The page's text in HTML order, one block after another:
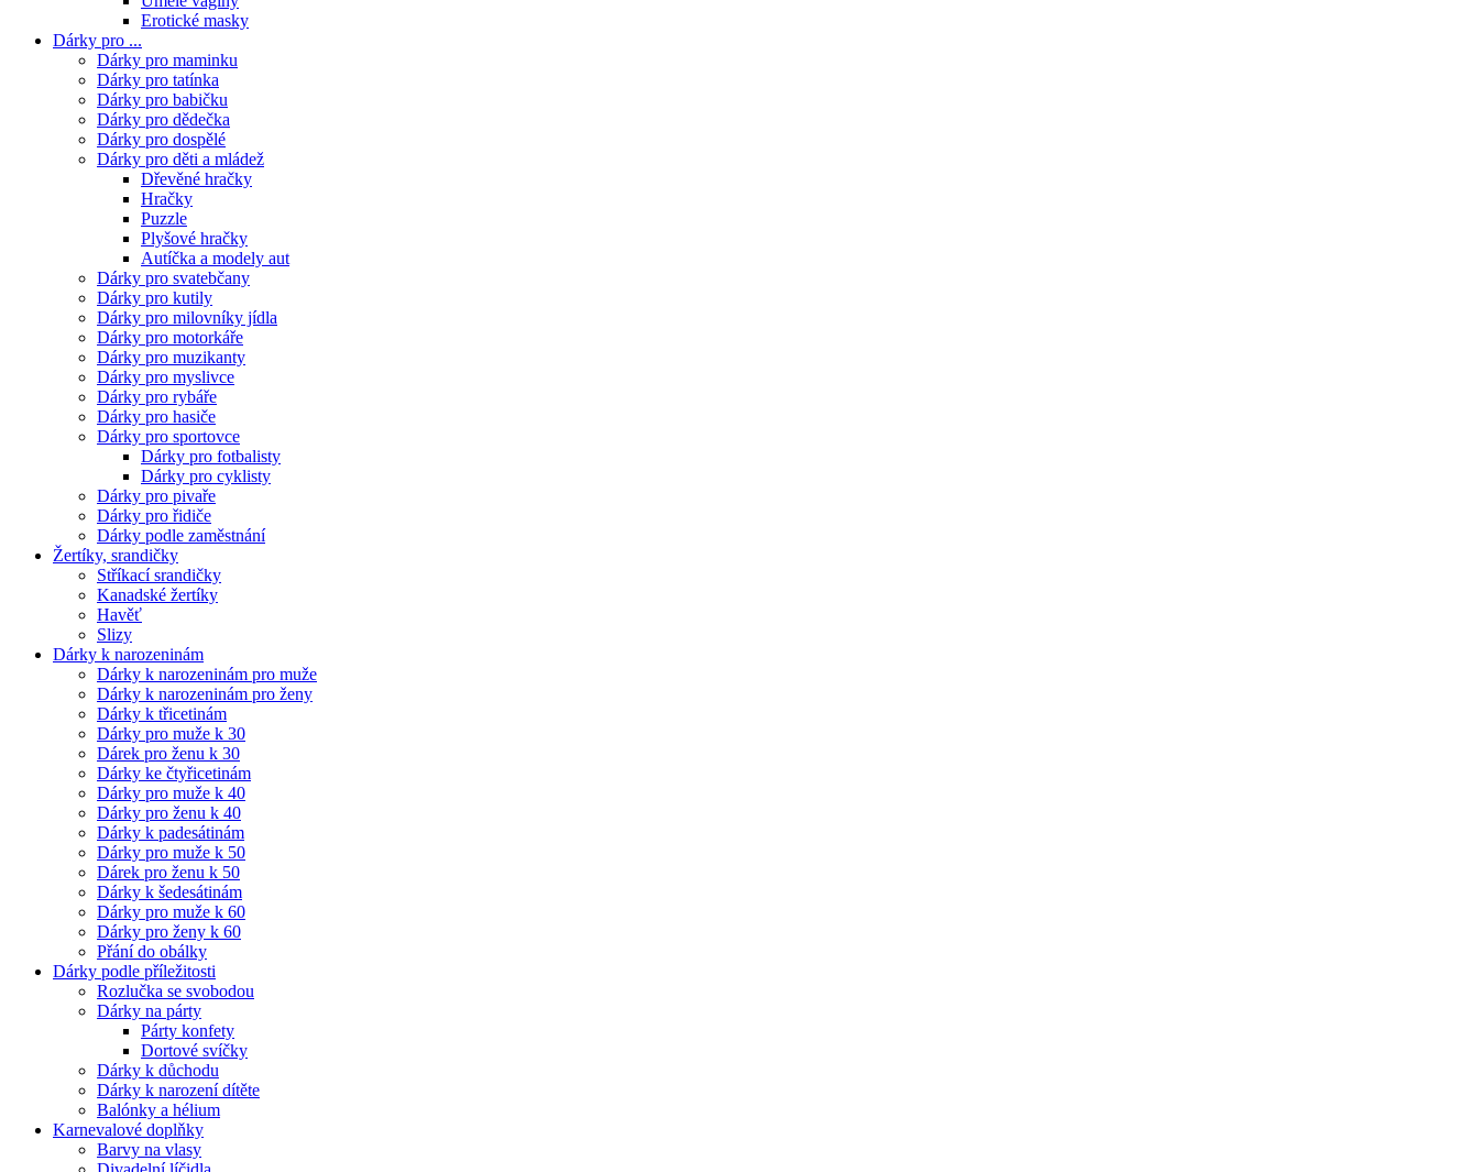
Erotické masky
Dárky pro ...
Dárky pro maminku
Dárky pro tatínka
Dárky pro babičku
Dárky pro dědečka
Dárky pro dospělé
Dárky pro děti a mládež
Dřevěné hračky
Hračky
Puzzle
Plyšové hračky
Autíčka a modely aut
Dárky pro svatebčany
Dárky pro kutily
Dárky pro milovníky jídla
Dárky pro motorkáře
Dárky pro muzikanty
Dárky pro myslivce
Dárky pro rybáře
Dárky pro hasiče
Dárky pro sportovce
Dárky pro fotbalisty
Dárky pro cyklisty
Dárky pro pivaře
Dárky pro řidiče
Dárky podle zaměstnání
Žertíky, srandičky
Stříkací srandičky
Kanadské žertíky
Havěť
Slizy
Dárky k narozeninám
Dárky k narozeninám pro muže
Dárky k narozeninám pro ženy
Dárky k třicetinám
Dárky pro muže k 30
Dárek pro ženu k 30
Dárky ke čtyřicetinám
Dárky pro muže k 40
Dárky pro ženu k 40
Dárky k padesátinám
Dárky pro muže k 50
Dárek pro ženu k 50
Dárky k šedesátinám
Dárky pro muže k 60
Dárky pro ženy k 60
Přání do obálky
Dárky podle příležitosti
Rozlučka se svobodou
Dárky na párty
Párty konfety
Dortové svíčky
Dárky k důchodu
Dárky k narození dítěte
Balónky a hélium
Karnevalové doplňky
Barvy na vlasy